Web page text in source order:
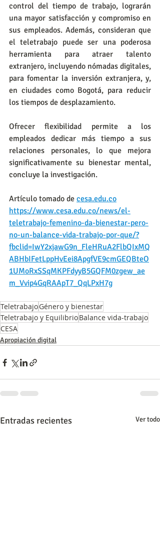
control del tiempo de trabajo, lograrán
una mayor satisfacción y compromiso en
sus empleados. Además, consideran que
el teletrabajo puede ser una poderosa
herramienta para atraer talento
extranjero, incluyendo nómadas digitales,
para fomentar la inversión extranjera, y,
en ciudades como Bogotá, para reducir
los tiempos de desplazamiento.
Ofrecer flexibilidad permite a los
empleados dedicar más tiempo a sus
relaciones personales, lo que mejora
significativamente su bienestar mental,
concluye la investigación.
Artículo tomado de cesa.edu.co
https://www.cesa.edu.co/news/el-
teletrabajo-femenino-da-bienestar-pero-
no-un-balance-vida-trabajo-por-que/?
fbclid=IwY2xjawG9n_FleHRuA2FlbQIxMQ
ABHbIFetLppHvEei8ApgfVE9cmGEQBteO
1UMoRxSSqMKPFdyyB5GQFM0zgew_ae
m_Vvip4GqRAApT7_QqLPxH7g
TeletrabajoGénero y bienestar
Teletrabajo y EquilibrioBalance vida-trabajo
CESA
Apropiación digital
Entradas recientes Ver todo